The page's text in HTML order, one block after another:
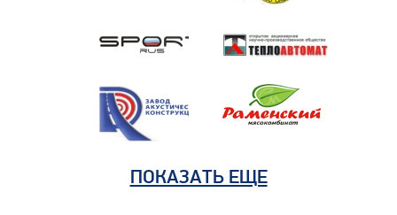
ПОКАЗАТЬ ЕЩЕ